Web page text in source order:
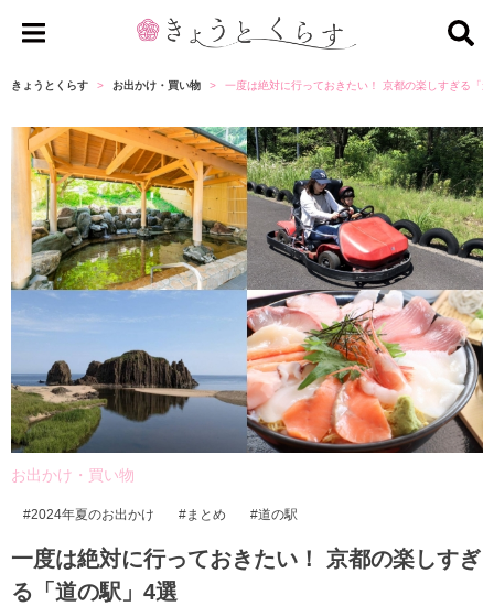
ょ
と
く
ら
す
きょうとくらす お出かけ・買い物 一度は絶対に行っておきたい！ 京都の楽しすぎる「
お出かけ・買い物
2024年夏のお出かけ まとめ 道の駅
一度は絶対に行っておきたい！ 京都の楽しすぎ
る「道の駅」4選